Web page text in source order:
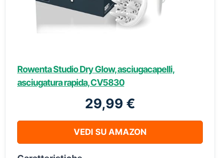
Rowenta Studio Dry Glow, asciugacapelli,
asciugatura rapida, CV5830
29,99 €
VEDI SU AMAZON